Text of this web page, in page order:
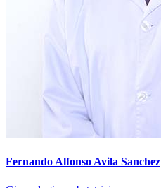
Fernando Alfonso Avila Sanchez